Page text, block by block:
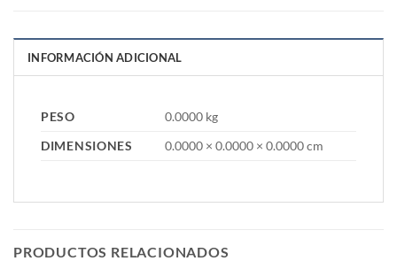
INFORMACIÓN ADICIONAL
PESO
0.0000 kg
DIMENSIONES
0.0000 × 0.0000 × 0.0000 cm
PRODUCTOS RELACIONADOS